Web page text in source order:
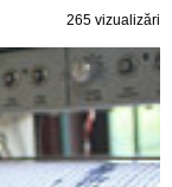
265 vizualizări